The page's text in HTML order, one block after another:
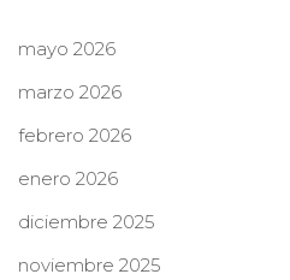
mayo 2026
marzo 2026
febrero 2026
enero 2026
diciembre 2025
noviembre 2025